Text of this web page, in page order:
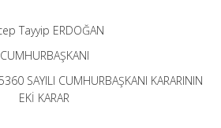
Tayyip ERDOĞAN
CUMHURBAŞKANI
SAYILI CUMHURBAŞKANI KARARININ
EKİ KARAR